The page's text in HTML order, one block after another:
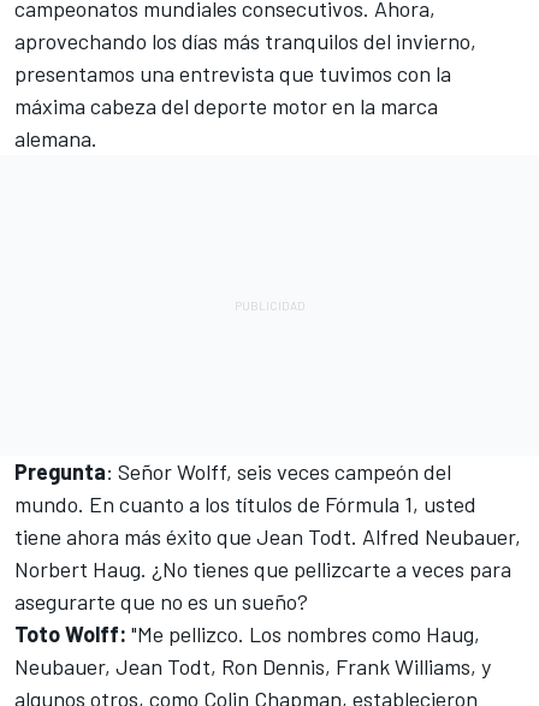
campeonatos mundiales consecutivos. Ahora,
aprovechando los días más tranquilos del invierno,
presentamos una entrevista que tuvimos con la
máxima cabeza del deporte motor en la marca
alemana.
Pregunta: Señor Wolff, seis veces campeón del
mundo. En cuanto a los títulos de Fórmula 1, usted
tiene ahora más éxito que Jean Todt. Alfred Neubauer,
Norbert Haug. ¿No tienes que pellizcarte a veces para
asegurarte que no es un sueño?
Toto Wolff: "Me pellizco. Los nombres como Haug,
Neubauer, Jean Todt, Ron Dennis, Frank Williams, y
algunos otros, como Colin Chapman, establecieron